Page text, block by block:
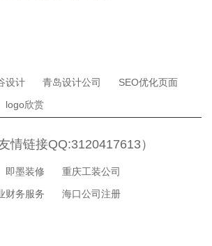
设计 青岛设计公司
SEO优化页面
logo欣赏
情链接QQ:3120417613）
即墨装修
重庆工装公司
财务服务
海口公司注册